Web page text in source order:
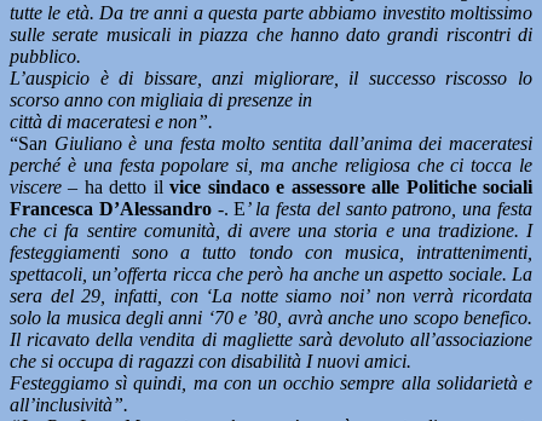
tutte le età. Da tre anni a questa parte abbiamo investito moltissimo
sulle serate musicali in piazza che hanno dato grandi riscontri di
pubblico.
L’auspicio è di bissare, anzi migliorare, il successo riscosso lo
scorso anno con migliaia di presenze in
città di maceratesi e non”.
“San Giuliano è una festa molto sentita dall’anima dei maceratesi
perché è una festa popolare si, ma anche religiosa che ci tocca le
viscere – ha detto ilvice sindaco e assessore alle Politiche sociali
Francesca D’Alessandro-. E’ la festa del santo patrono, una festa
che ci fa sentire comunità, di avere una storia e una tradizione. I
festeggiamenti sono a tutto tondo con musica, intrattenimenti,
spettacoli, un’offerta ricca che però ha anche un aspetto sociale. La
sera del 29, infatti, con ‘La notte siamo noi’ non verrà ricordata
solo la musica degli anni ‘70 e ’80, avrà anche uno scopo benefico.
Il ricavato della vendita di magliette sarà devoluto all’associazione
che si occupa di ragazzi con disabilità I nuovi amici.
Festeggiamo sì quindi, ma con un occhio sempre alla solidarietà e
all’inclusività”.